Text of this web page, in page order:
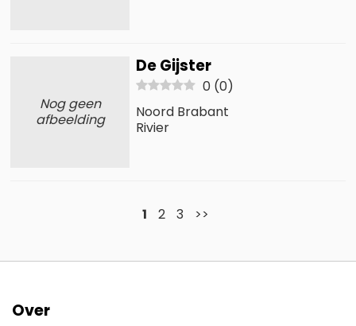
Nog geen
afbeelding
De Gijster
0 (0)
Noord Brabant
Rivier
1 2 3 >>
Over